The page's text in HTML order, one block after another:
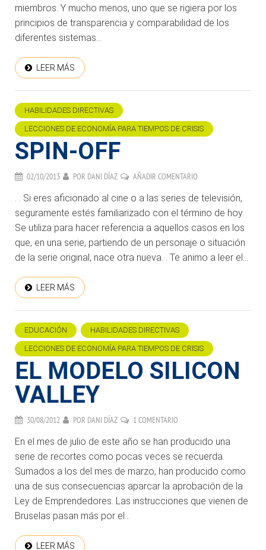
miembros. Y mucho menos, uno que se rigiera por los
principios de transparencia y comparabilidad de los
diferentes sistemas...
LEER MÁS
HABILIDADES DIRECTIVAS
LECCIONES DE ECONOMÍA PARA TIEMPOS DE CRISIS
SPIN-OFF
02/10/2013 POR DANI DÍAZ AÑADIR COMENTARIO
. . Si eres aficionado al cine o a las series de televisión,
seguramente estés familiarizado con el término de hoy.
Se utiliza para hacer referencia a aquellos casos en los
que, en una serie, partiendo de un personaje o situación
de la serie original, nace otra nueva. . Te animo a leer el...
LEER MÁS
EDUCACIÓN HABILIDADES DIRECTIVAS
LECCIONES DE ECONOMÍA PARA TIEMPOS DE CRISIS
EL MODELO SILICON
VALLEY
30/08/2012 POR DANI DÍAZ 1 COMENTARIO
En el mes de julio de este año se han producido una
serie de recortes como pocas veces se recuerda.
Sumados a los del mes de marzo, han producido como
una de sus consecuencias aparcar la aprobación de la
Ley de Emprendedores. Las instrucciones que vienen de
Bruselas pasan más por el...
LEER MÁS